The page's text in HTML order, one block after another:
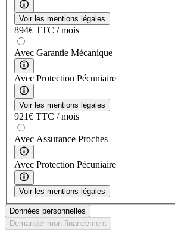
Voir les mentions légales
894€ TTC / mois
Avec Garantie Mécanique
Avec Protection Pécuniaire
Voir les mentions légales
921€ TTC / mois
Avec Assurance Proches
Avec Protection Pécuniaire
Voir les mentions légales
Données personnelles
Demander mon financement